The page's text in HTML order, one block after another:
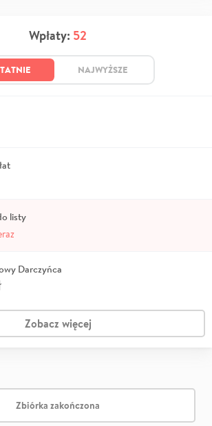
Wpłaty: 52
NAJWYŻSZE
listy
Darczyńca
Zobacz więcej
Zbiórka zakończona